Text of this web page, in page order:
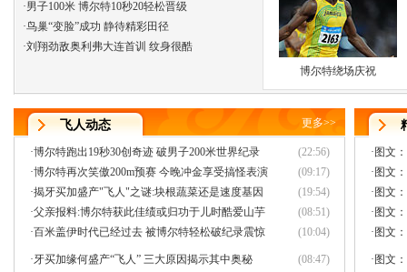
·男子100米 博尔特10秒20轻松晋级
·鸟巢“变脸”成功 静待精彩田径
·刘翔劲敌奥利弗大连首训 纹身很酷
博尔特绕场庆祝
飞人动态 更多>>
(22:56)
·博尔特跑出19秒30创奇迹 破男子200米世界纪录
(09:17)
·博尔特再次笑傲200m预赛 今晚冲金享受搞怪表演
(19:54)
·揭牙买加盛产"飞人"之谜:块根蔬菜还是速度基因
(08:51)
·父亲报料:博尔特获此佳绩或归功于儿时酷爱山芋
(10:04)
·百米盖伊时代已经过去 被博尔特轻松破纪录震惊
(08:47)
·牙买加缘何盛产“飞人” 三大原因揭示其中奥秘
· 图文
· 图文
· 图文
· 图文
· 图文
· 图文